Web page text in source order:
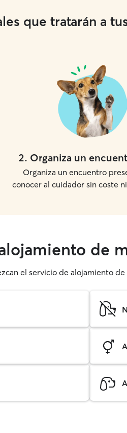
que tratarán a
2. Organiza un
Organiza un encuentro
conocer al cuidador sin coste
de
el servicio de alojamiento de